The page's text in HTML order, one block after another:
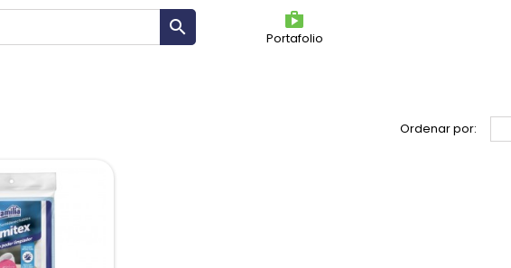
 shopping_bag
Portafolio
Ordenar por: